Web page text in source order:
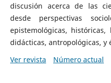
discusión acerca de las
desde perspectivas
epistemológicas, históricas,
didácticas, antropológicas, y
Ver revista
Número actual